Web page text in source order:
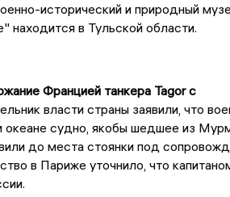
исторический и природный
находится в Тульской области.
Францией танкера Tagor с
власти страны заявили, что
океане судно, якобы шедшее из
до места стоянки под
в Париже уточнило, что